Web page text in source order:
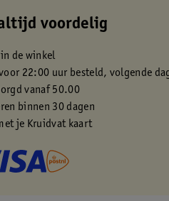
voordelig
de winkel
22:00 uur besteld, volgende
vanaf 50.00
binnen 30 dagen
je Kruidvat kaart